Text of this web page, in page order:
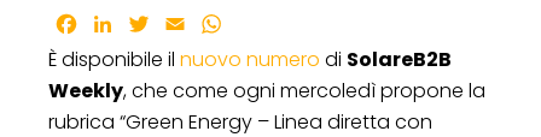
Facebook
LinkedInTwitter
Email
È disponibile il nuovo numero di SolareB2B
Weekly, che come ogni mercoledì propone la
rubrica “Green Energy – Linea diretta con